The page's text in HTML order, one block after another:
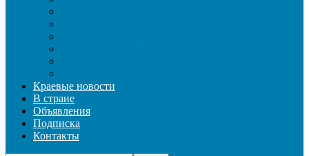
Краевые новости
В стране
Объявления
Подписка
Контакты